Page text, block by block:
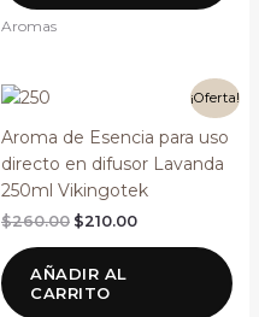
Aromas
¡Oferta!
Aroma de Esencia para uso
directo en difusor Lavanda
250ml Vikingotek
$260.00
original
$260.00.
$210.00
actual
$210.00.
AÑADIR AL
CARRITO